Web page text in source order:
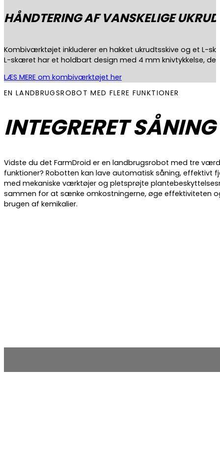
HÅNDTERING AF VANSKELIGE
Kombiværktøjet inkluderer en hakket ukrudtsskive og et L-
L-skæret har et holdbart design med 4 mm knivtykkelse,
LÆS MERE om kombiværktøjet her
EN LANDBRUGSROBOT MED FLERE FUNKTIONER
INTEGRERET
Vidste du det FarmDroid er en landbrugsrobot med tre
funktioner? Robotten kan lave automatisk såning, effektivt
med mekaniske værktøjer og pletsprøjte
sammen for at sænke omkostningerne, øge effektiviteten
brugen af kemikalier.